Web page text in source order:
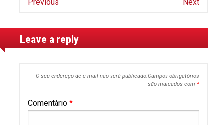
Previous Next
Leave a reply
O seu endereço de e-mail não será publicado.Campos obrigatórios
são marcados com *
Comentário *